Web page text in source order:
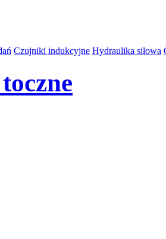
Czujniki indukcyjne Hydraulika siłowa